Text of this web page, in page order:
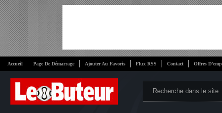
Accueil Page De Démarrage Ajouter Au Favoris Flux RSS Contact Offres